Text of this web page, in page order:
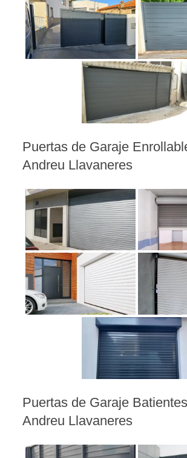
Puertas de Garaje
Andreu Llavaneres
Puertas de Garaje
Andreu Llavaneres